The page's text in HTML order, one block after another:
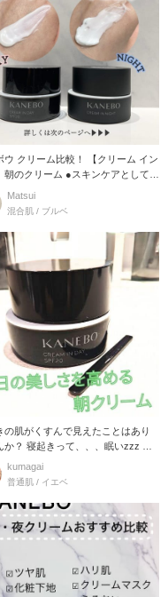
リーム比較！ 【クリーム イン
リーム ●スキンケアとして
Matsui
混合肌 / ブルベ
の肌がくすんで見えたことはあり
か？ 寝起きって、、、眠いzzz ま
温が低
kumagai
普通肌 / イエベ